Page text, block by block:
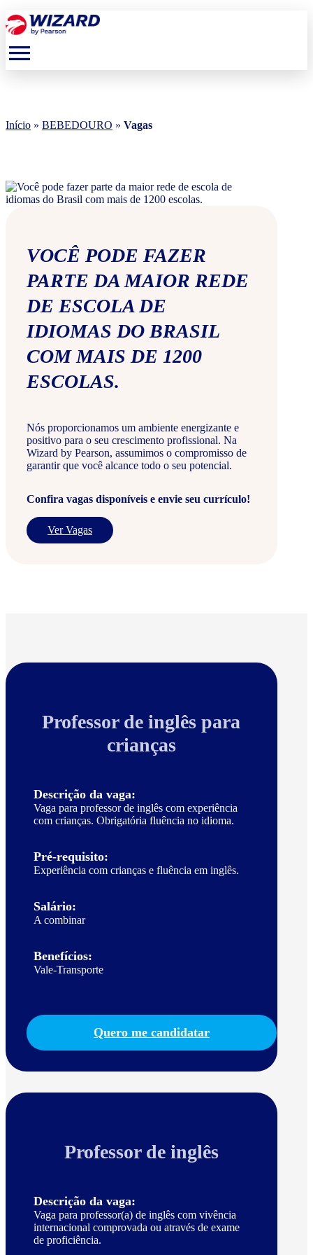
menu
Início » BEBEDOURO » Vagas
VOCÊ PODE FAZER
PARTE DA MAIOR REDE
DE ESCOLA DE
IDIOMAS DO BRASIL
COM MAIS DE 1200
ESCOLAS.
Nós proporcionamos um ambiente energizante e
positivo para o seu crescimento profissional. Na
Wizard by Pearson, assumimos o compromisso de
garantir que você alcance todo o seu potencial.
Confira vagas disponíveis e envie seu currículo!
Ver Vagas
Professor de inglês para
crianças
Descrição da vaga:
Vaga para professor de inglês com experiência
com crianças. Obrigatória fluência no idioma.
Pré-requisito:
Experiência com crianças e fluência em inglês.
Salário:
A combinar
Benefícios:
Vale-Transporte
Quero me candidatar
Professor de inglês
Descrição da vaga:
Vaga para professor(a) de inglês com vivência
internacional comprovada ou através de exame
de proficiência.